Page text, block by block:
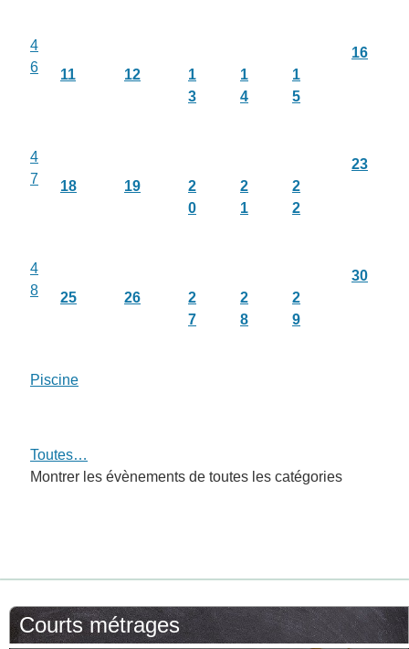
4
6
11 12
1
3
1
4
1
5
16
4
7
18 19
2
0
2
1
2
2
23
4
8
25 26
2
7
2
8
2
9
30
Piscine
Toutes…
Montrer les évènements de toutes les catégories
Courts métrages